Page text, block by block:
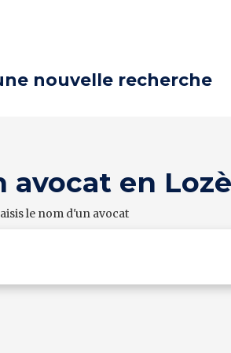
nouvelle recherche
avocat en
le nom d'un avocat